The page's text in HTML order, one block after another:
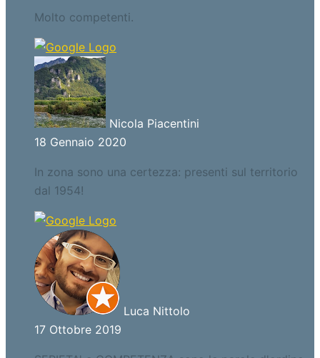
Molto competenti.
Nicola Piacentini
18 Gennaio 2020
In zona sono una certezza: presenti sul territorio
dal 1954!
Luca Nittolo
17 Ottobre 2019